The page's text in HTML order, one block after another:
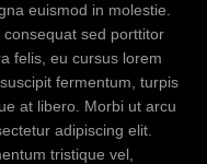
euismod in molestie.
sed porttitor
felis, eu cursus lorem
fermentum, turpis
at libero. Morbi ut arcu
adipiscing elit.
tristique vel,